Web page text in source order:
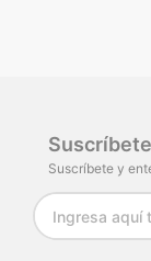
Suscríbete y